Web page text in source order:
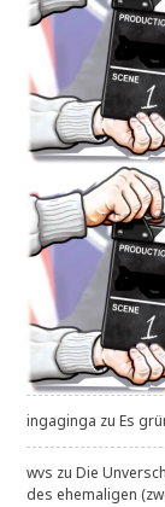
ingaginga zuEs
wvs zuDie
des ehemaligen